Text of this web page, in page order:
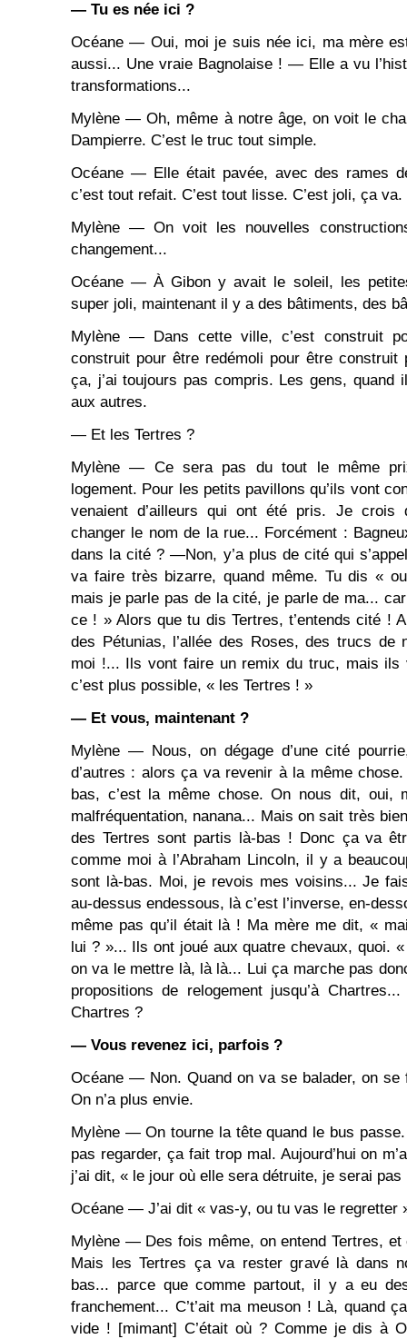
— Tu es née ici ?
Océane — Oui, moi je suis née ici, ma mère
aussi... Une vraie Bagnolaise ! — Elle a vu
transformations...
Mylène — Oh, même à notre âge, on voit le
Dampierre. C’est le truc tout simple.
Océane — Elle était pavée, avec des rames
c’est tout refait. C’est tout lisse. C’est joli, ça va.
Mylène — On voit les nouvelles
changement...
Océane — À Gibon y avait le soleil, les
super joli, maintenant il y a des bâtiments, des
Mylène — Dans cette ville, c’est construit
construit pour être redémoli pour être construit
ça, j’ai toujours pas compris. Les gens, quand
aux autres.
— Et les Tertres ?
Mylène — Ce sera pas du tout le même
logement. Pour les petits pavillons qu’ils vont
venaient d’ailleurs qui ont été pris. Je crois
changer le nom de la rue... Forcément :
dans la cité ? —Non, y’a plus de cité qui
va faire très bizarre, quand même. Tu dis «
mais je parle pas de la cité, je parle de ma...
ce ! » Alors que tu dis Tertres, t’entends cité !
des Pétunias, l’allée des Roses, des trucs de
moi !... Ils vont faire un remix du truc, mais ils
c’est plus possible, « les Tertres ! »
— Et vous, maintenant ?
Mylène — Nous, on dégage d’une cité
d’autres : alors ça va revenir à la même
bas, c’est la même chose. On nous dit, oui,
malfréquentation, nanana... Mais on sait très
des Tertres sont partis là-bas ! Donc ça va
comme moi à l’Abraham Lincoln, il y a
sont là-bas. Moi, je revois mes voisins... Je
au-dessus endessous, là c’est l’inverse, en-
même pas qu’il était là ! Ma mère me dit, «
lui ? »... Ils ont joué aux quatre chevaux, quoi.
on va le mettre là, là là... Lui ça marche pas
propositions de relogement jusqu’à
Chartres ?
— Vous revenez ici, parfois ?
Océane — Non. Quand on va se balader, on se
On n’a plus envie.
Mylène — On tourne la tête quand le bus
pas regarder, ça fait trop mal. Aujourd’hui on
j’ai dit, « le jour où elle sera détruite, je serai pas
Océane — J’ai dit « vas-y, ou tu vas le regretter
Mylène — Des fois même, on entend Tertres,
Mais les Tertres ça va rester gravé là dans
bas... parce que comme partout, il y a eu
franchement... C’t’ait ma meuson ! Là, quand
vide ! [mimant] C’était où ? Comme je dis à